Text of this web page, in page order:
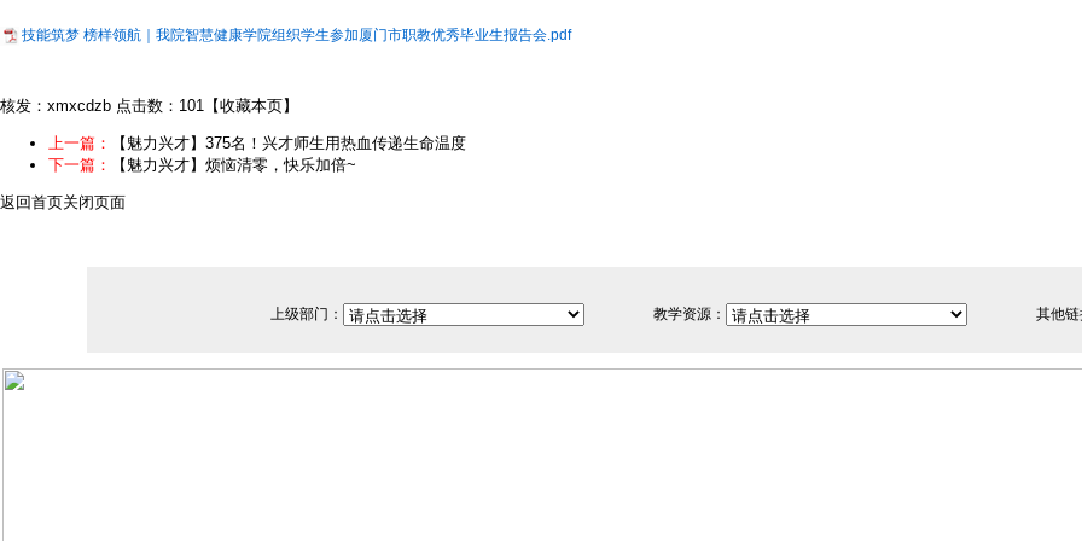
技能筑梦 榜样领航｜我院智慧健康学院组织学生参加厦门市职教优秀毕业生报告会.pdf
核发：xmxcdzb 点击数：101 【收藏本页】
上一篇：
【魅力兴才】375名！兴才师生用热血传递生命温度
下一篇：
【魅力兴才】烦恼清零，快乐加倍~
返回首页关闭页面
上级部门： 教学资源： 其他